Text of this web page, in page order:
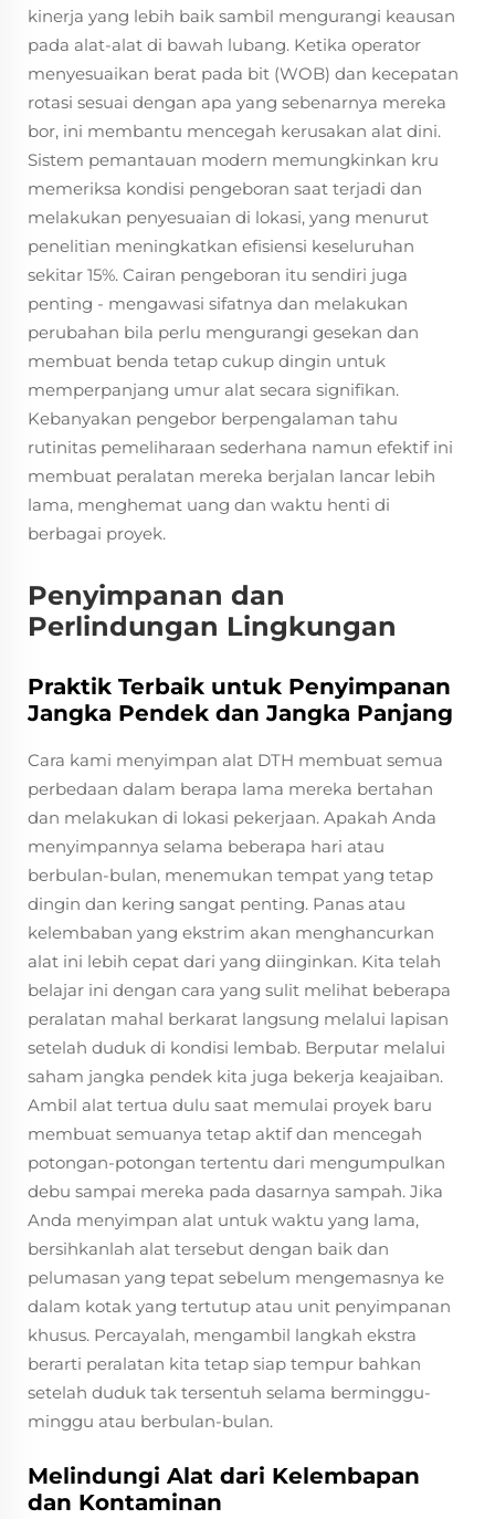
kinerja yang lebih baik sambil mengurangi keausan
pada alat-alat di bawah lubang. Ketika operator
menyesuaikan berat pada bit (WOB) dan kecepatan
rotasi sesuai dengan apa yang sebenarnya mereka
bor, ini membantu mencegah kerusakan alat dini.
Sistem pemantauan modern memungkinkan kru
memeriksa kondisi pengeboran saat terjadi dan
melakukan penyesuaian di lokasi, yang menurut
penelitian meningkatkan efisiensi keseluruhan
sekitar 15%. Cairan pengeboran itu sendiri juga
penting - mengawasi sifatnya dan melakukan
perubahan bila perlu mengurangi gesekan dan
membuat benda tetap cukup dingin untuk
memperpanjang umur alat secara signifikan.
Kebanyakan pengebor berpengalaman tahu
rutinitas pemeliharaan sederhana namun efektif ini
membuat peralatan mereka berjalan lancar lebih
lama, menghemat uang dan waktu henti di
berbagai proyek.
Penyimpanan dan
Perlindungan Lingkungan
Praktik Terbaik untuk Penyimpanan
Jangka Pendek dan Jangka Panjang
Cara kami menyimpan alat DTH membuat semua
perbedaan dalam berapa lama mereka bertahan
dan melakukan di lokasi pekerjaan. Apakah Anda
menyimpannya selama beberapa hari atau
berbulan-bulan, menemukan tempat yang tetap
dingin dan kering sangat penting. Panas atau
kelembaban yang ekstrim akan menghancurkan
alat ini lebih cepat dari yang diinginkan. Kita telah
belajar ini dengan cara yang sulit melihat beberapa
peralatan mahal berkarat langsung melalui lapisan
setelah duduk di kondisi lembab. Berputar melalui
saham jangka pendek kita juga bekerja keajaiban.
Ambil alat tertua dulu saat memulai proyek baru
membuat semuanya tetap aktif dan mencegah
potongan-potongan tertentu dari mengumpulkan
debu sampai mereka pada dasarnya sampah. Jika
Anda menyimpan alat untuk waktu yang lama,
bersihkanlah alat tersebut dengan baik dan
pelumasan yang tepat sebelum mengemasnya ke
dalam kotak yang tertutup atau unit penyimpanan
khusus. Percayalah, mengambil langkah ekstra
berarti peralatan kita tetap siap tempur bahkan
setelah duduk tak tersentuh selama berminggu-
minggu atau berbulan-bulan.
Melindungi Alat dari Kelembapan
dan Kontaminan